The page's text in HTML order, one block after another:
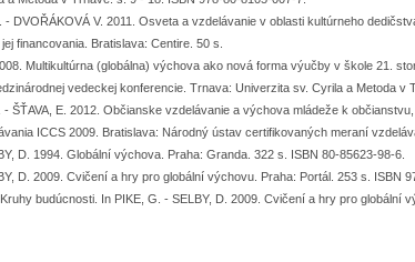
- DVOŘÁKOVÁ V. 2011. Osveta a vzdelávanie v oblasti kultúrneho
financovania. Bratislava: Centire. 50 s.
Multikultúrna (globálna) výchova ako nová forma výučby v škole 21.
vedeckej konferencie. Trnava: Univerzita sv. Cyrila a Metoda v
- ŠŤAVA, E. 2012. Občianske vzdelávanie a výchova mládeže k
ICCS 2009. Bratislava: Národný ústav certifikovaných meraní
D. 1994. Globální výchova. Praha: Granda. 322 s. ISBN 80-85623-98-6.
D. 2009. Cvičení a hry pro globální výchovu. Praha: Portál. 253 s. ISBN
budúcnosti. In PIKE, G. - SELBY, D. 2009. Cvičení a hry pro globální